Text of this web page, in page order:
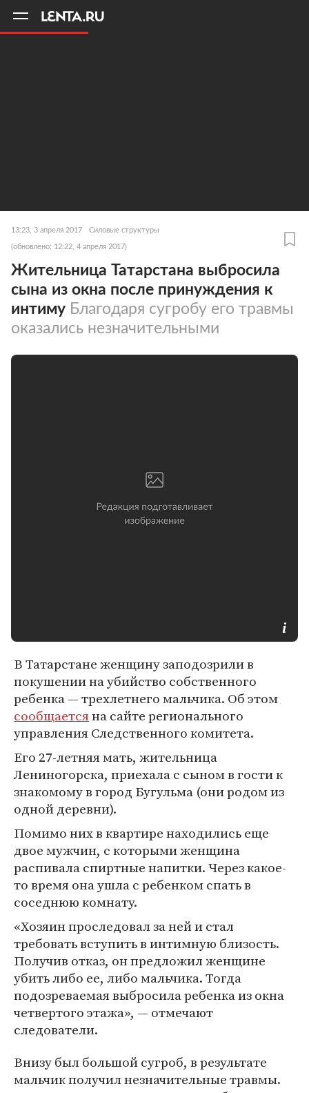
13:23, 3 апреля 2017 Силовые структуры
(обновлено: 12:22, 4 апреля 2017)
Жительница Татарстана выбросила
сына из окна после принуждения к
интиму Благодаря сугробу его травмы
оказались незначительными
В Татарстане женщину заподозрили в
покушении на убийство собственного
ребенка — трехлетнего мальчика. Об этом
сообщаетсяна сайте регионального
управления Следственного комитета.
Его 27-летняя мать, жительница
Лениногорска, приехала с сыном в гости к
знакомому в город Бугульма (они родом из
одной деревни).
Помимо них в квартире находились еще
двое мужчин, с которыми женщина
распивала спиртные напитки. Через какое-
то время она ушла с ребенком спать в
соседнюю комнату.
«Хозяин проследовал за ней и стал
требовать вступить в интимную близость.
Получив отказ, он предложил женщине
убить либо ее, либо мальчика. Тогда
подозреваемая выбросила ребенка из окна
четвертого этажа», — отмечают
следователи.
Внизу был большой сугроб, в результате
мальчик получил незначительные травмы.